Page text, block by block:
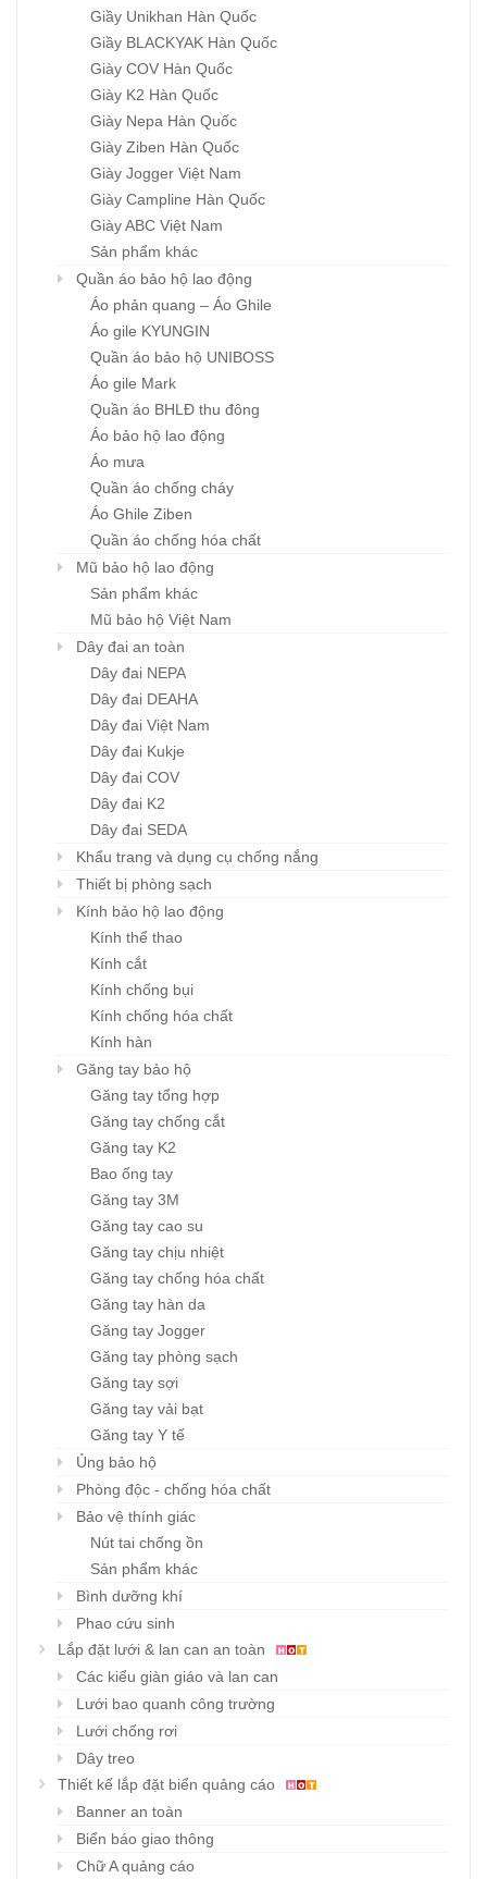
Giầy Unikhan Hàn Quốc
Giầy BLACKYAK Hàn Quốc
Giày COV Hàn Quốc
Giày K2 Hàn Quốc
Giày Nepa Hàn Quốc
Giày Ziben Hàn Quốc
Giày Jogger Việt Nam
Giày Campline Hàn Quốc
Giày ABC Việt Nam
Sản phẩm khác
Quần áo bảo hộ lao động
Áo phản quang – Áo Ghile
Áo gile KYUNGIN
Quần áo bảo hộ UNIBOSS
Áo gile Mark
Quần áo BHLĐ thu đông
Áo bảo hộ lao động
Áo mưa
Quần áo chống cháy
Áo Ghile Ziben
Quần áo chống hóa chất
Mũ bảo hộ lao động
Sản phẩm khác
Mũ bảo hộ Việt Nam
Dây đai an toàn
Dây đai NEPA
Dây đai DEAHA
Dây đai Việt Nam
Dây đai Kukje
Dây đai COV
Dây đai K2
Dây đai SEDA
Khẩu trang và dụng cụ chống nắng
Thiết bị phòng sạch
Kính bảo hộ lao động
Kính thể thao
Kính cắt
Kính chống bụi
Kính chống hóa chất
Kính hàn
Găng tay bảo hộ
Găng tay tổng hợp
Găng tay chống cắt
Găng tay K2
Bao ống tay
Găng tay 3M
Găng tay cao su
Găng tay chịu nhiệt
Găng tay chống hóa chất
Găng tay hàn da
Găng tay Jogger
Găng tay phòng sạch
Găng tay sợi
Găng tay vải bạt
Găng tay Y tế
Ủng bảo hộ
Phòng độc - chống hóa chất
Bảo vệ thính giác
Nút tai chống ồn
Sản phẩm khác
Bình dưỡng khí
Phao cứu sinh
Lắp đặt lưới & lan can an toàn
Các kiểu giàn giáo và lan can
Lưới bao quanh công trường
Lưới chống rơi
Dây treo
Thiết kế lắp đặt biển quảng cáo
Banner an toàn
Biển báo giao thông
Chữ A quảng cáo